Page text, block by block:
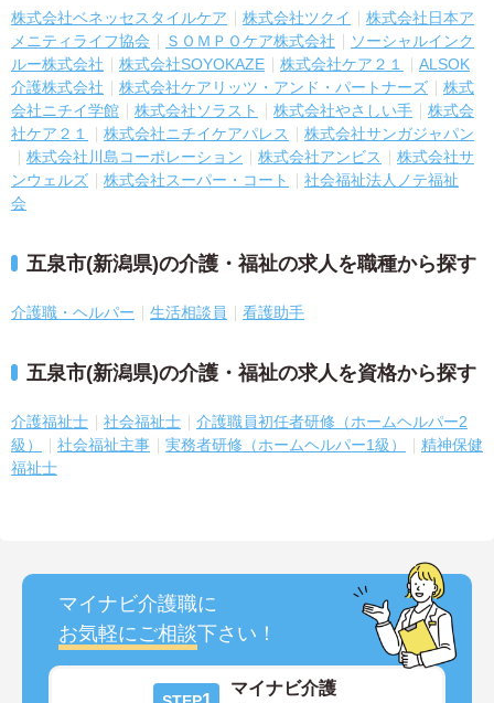
株式会社ベネッセスタイルケア 株式会社ツクイ
株式会社日本ア
メニティライフ協会
ＳＯＭＰＯケア株式会社
ソーシャルインク
ルー株式会社
株式会社SOYOKAZE 株式会社ケア２１
ALSOK
介護株式会社
株式会社ケアリッツ・アンド・パートナーズ
株式
会社ニチイ学館
株式会社ソラスト 株式会社やさしい手
株式会
社ケア２１
株式会社ニチイケアパレス
株式会社サンガジャパン
株式会社川島コーポレーション
株式会社アンビス
株式会社サ
ンウェルズ
株式会社スーパー・コート
社会福祉法人ノテ福祉
会
五泉市(新潟県)の介護・福祉の求人を職種から探す
介護職・ヘルパー 生活相談員 看護助手
五泉市(新潟県)の介護・福祉の求人を資格から探す
介護福祉士 社会福祉士
介護職員初任者研修（ホームヘルパー2
級）
社会福祉主事 実務者研修（ホームヘルパー1級）
精神保健
福祉士
マイナビ介護職に
お気軽にご相談下さい！
マイナビ介護